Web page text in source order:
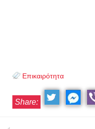
Επικαιρότητα
Share: